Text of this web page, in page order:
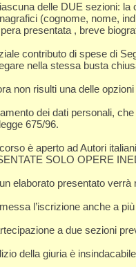
delle DUE sezioni:
(cognome, nome,
presentata , breve
contributo di spese di
nella stessa busta
non risulti una delle
dei dati personali,
675/96.
è aperto ad Autori
SOLO OPERE
elaborato presentato verrà
l’iscrizione anche a
a due sezioni
della giuria è